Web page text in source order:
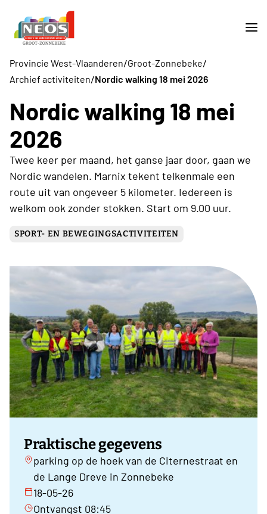
Provincie West-Vlaanderen/Groot-Zonnebeke/
Archief activiteiten/Nordic walking 18 mei 2026
Nordic walking 18 mei
2026
Twee keer per maand, het ganse jaar door, gaan we
Nordic wandelen. Marnix tekent telkenmale een
route uit van ongeveer 5 kilometer. Iedereen is
welkom ook zonder stokken. Start om 9.00 uur.
SPORT- EN BEWEGINGSACTIVITEITEN
Praktische gegevens
parking op de hoek van de Citernestraat en
de Lange Dreve in Zonnebeke
18-05-26
Ontvangst 08:45